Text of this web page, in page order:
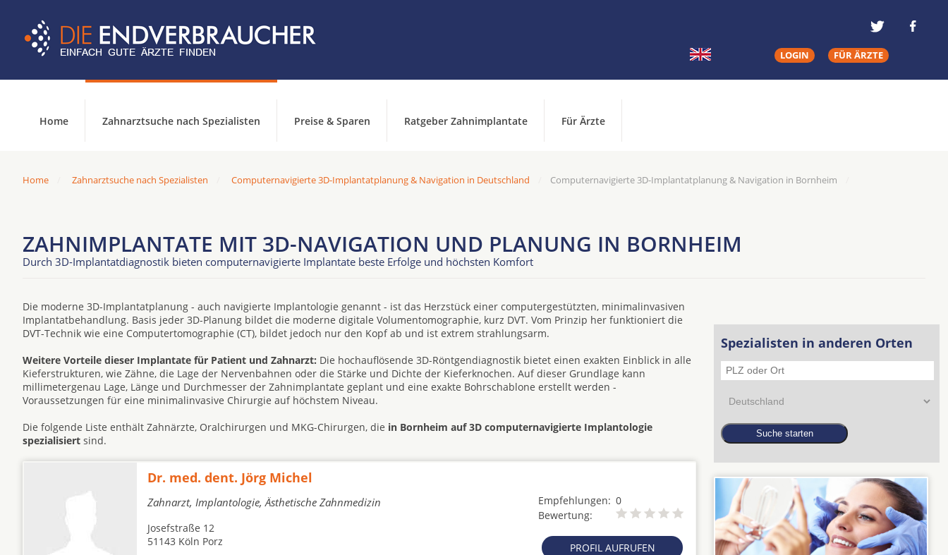
LOGIN FÜR ÄRZTE
Home Zahnarztsuche nach Spezialisten Preise & Sparen Ratgeber Zahnimplantate Für Ärzte
Home Zahnarztsuche nach Spezialisten Computernavigierte 3D-Implantatplanung & Navigation in Deutschland Computernavigierte 3D-Implantatplanung & Navigation in Bornheim
ZAHNIMPLANTATE MIT 3D-NAVIGATION UND PLANUNG IN BORNHEIM
Durch 3D-Implantatdiagnostik bieten computernavigierte Implantate beste Erfolge und höchsten Komfort
Die moderne 3D-Implantatplanung - auch navigierte Implantologie genannt - ist das Herzstück einer computergestützten, minimalinvasiven
Implantatbehandlung. Basis jeder 3D-Planung bildet die moderne digitale Volumentomographie, kurz DVT. Vom Prinzip her funktioniert die
DVT-Technik wie eine Computertomographie (CT), bildet jedoch nur den Kopf ab und ist extrem strahlungsarm.
Weitere Vorteile dieser Implantate für Patient und Zahnarzt: Die hochauflösende 3D-Röntgendiagnostik bietet einen exakten Einblick in alle
Kieferstrukturen, wie Zähne, die Lage der Nervenbahnen oder die Stärke und Dichte der Kieferknochen. Auf dieser Grundlage kann
millimetergenau Lage, Länge und Durchmesser der Zahnimplantate geplant und eine exakte Bohrschablone erstellt werden -
Voraussetzungen für eine minimalinvasive Chirurgie auf höchstem Niveau.
Die folgende Liste enthält Zahnärzte, Oralchirurgen und MKG-Chirurgen, die in Bornheim auf 3D computernavigierte Implantologie
spezialisiert sind.
Dr. med. dent. Jörg Michel
Zahnarzt, Implantologie, Ästhetische Zahnmedizin Empfehlungen: 0
Bewertung:
PROFIL AUFRUFEN
Josefstraße 12
51143 Köln Porz
Spezialisten in anderen Orten